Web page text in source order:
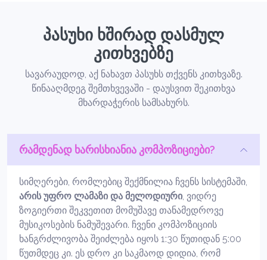
პასუხი ხშირად დასმულ
კითხვებზე
სავარაუდოდ, აქ ნახავთ პასუხს თქვენს კითხვაზე.
წინააღმდეგ შემთხვევაში - დაუსვით შეკითხვა
მხარდაჭერის სამსახურს.
რამდენად ხარისხიანია კომპოზიციები?
სიმღერები, რომლებიც შექმნილია ჩვენს სისტემაში,
არის უფრო ლამაზი და მელოდიური, ვიდრე
ზოგიერთი შეკვეთით მომუშავე თანამედროვე
მუსიკოსების ნამუშევარი. ჩვენი კომპოზიციის
ხანგრძლივობა შეიძლება იყოს 1:30 წუთიდან 5:00
წუთმდეც კი. ეს დრო კი საკმაოდ დიდია, რომ